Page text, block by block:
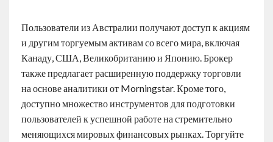
Пользователи из Австралии получают доступ к акциям
и другим торгуемым активам со всего мира, включая
Канаду, США, Великобританию и Японию. Брокер
также предлагает расширенную поддержку торговли
на основе аналитики от Morningstar. Кроме того,
доступно множество инструментов для подготовки
пользователей к успешной работе на стремительно
меняющихся мировых финансовых рынках. Торгуйте